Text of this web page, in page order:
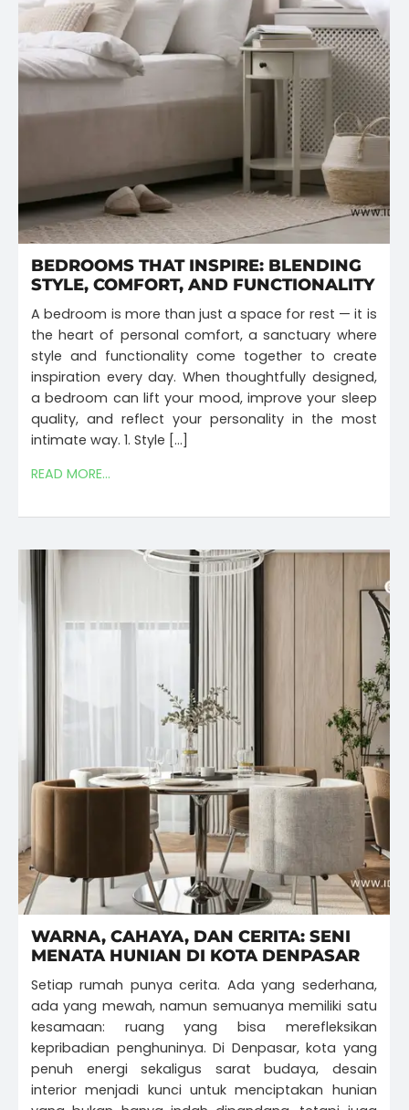
BEDROOMS THAT INSPIRE: BLENDING
STYLE, COMFORT, AND FUNCTIONALITY
A bedroom is more than just a space for rest — it is
the heart of personal comfort, a sanctuary where
style and functionality come together to create
inspiration every day. When thoughtfully designed,
a bedroom can lift your mood, improve your sleep
quality, and reflect your personality in the most
intimate way. 1. Style […]
READ MORE...
WARNA, CAHAYA, DAN CERITA: SENI
MENATA HUNIAN DI KOTA DENPASAR
Setiap rumah punya cerita. Ada yang sederhana,
ada yang mewah, namun semuanya memiliki satu
kesamaan: ruang yang bisa merefleksikan
kepribadian penghuninya. Di Denpasar, kota yang
penuh energi sekaligus sarat budaya, desain
interior menjadi kunci untuk menciptakan hunian